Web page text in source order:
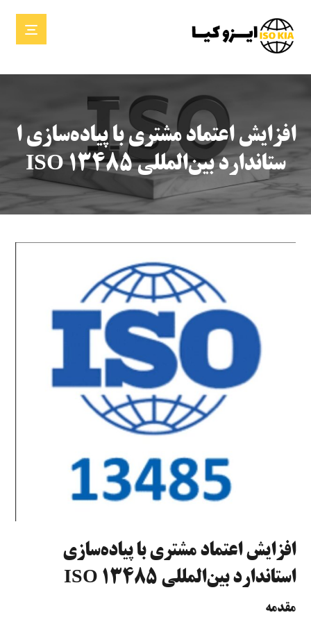
افزایش اعتماد مشتری با پیاده‌سازی ا
ستاندارد بین‌المللی ISO 13485
افزایش اعتماد مشتری با پیاده‌سازی
استاندارد بین‌المللی ISO 13485
مقدمه